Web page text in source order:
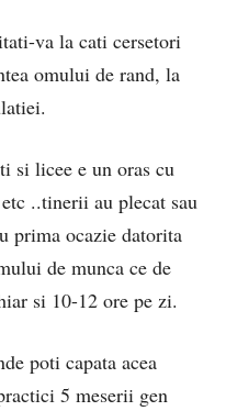
va la cati cersetori
omului de rand, la
si licee e un oras cu
..tinerii au plecat sau
prima ocazie datorita
de munca ce de
si 10-12 ore pe zi.
poti capata acea
5 meserii gen